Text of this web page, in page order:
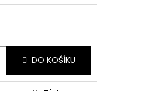
DO KOŠÍKU